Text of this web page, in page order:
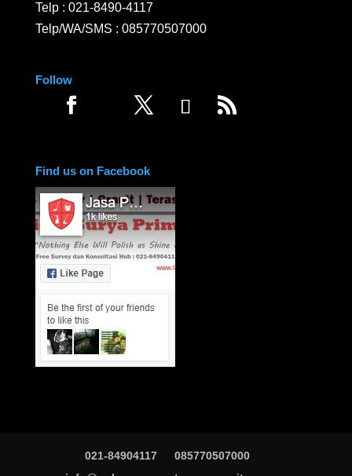
Telp : 021-8490-4117
Telp/WA/SMS : 085770507000
Follow
Find us on Facebook
021-84904117
085770507000